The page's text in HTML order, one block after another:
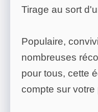
Tirage au sort
Populaire,
nombreuses
pour tous, cette
compte sur votre